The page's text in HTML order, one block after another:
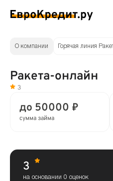
О компании Горячая линия
Ракета-онлайн
3
до 50000 ₽
сумма займа
3
на основании 0 оценок